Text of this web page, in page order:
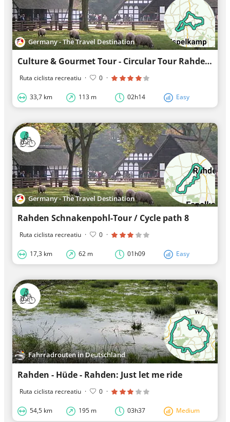
Germany - The Travel Destination
Culture & Gourmet Tour - Circular Tour Rahden
Ruta ciclista recreatiu · 0 ·
33,7 km 113 m 02h14 Easy
Germany - The Travel Destination
Rahden Schnakenpohl-Tour / Cycle path 8
Ruta ciclista recreatiu · 0 ·
17,3 km 62 m 01h09 Easy
Fahrradrouten in Deutschland
Rahden - Hüde - Rahden: Just let me ride
Ruta ciclista recreatiu · 0 ·
54,5 km 195 m 03h37 Medium